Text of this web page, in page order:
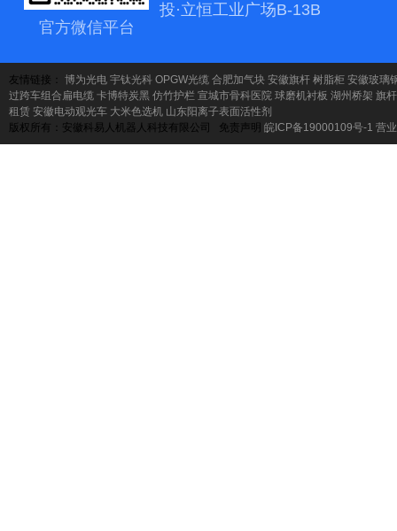
投·立恒工业广场B-13B
官方微信平台
友情链接： 博为光电 宇钛光科 OPGW光缆 合肥加气块 安徽旗杆 树脂柜 安徽玻璃
过跨车组合扁电缆 卡博特炭黑 仿竹护栏 宣城市骨科医院 球磨机衬板 湖州桥架 旗
租赁 安徽电动观光车 大米色选机 山东阳离子表面活性剂
版权所有：安徽科易人机器人科技有限公司 免责声明 皖ICP备19000109号-1 营